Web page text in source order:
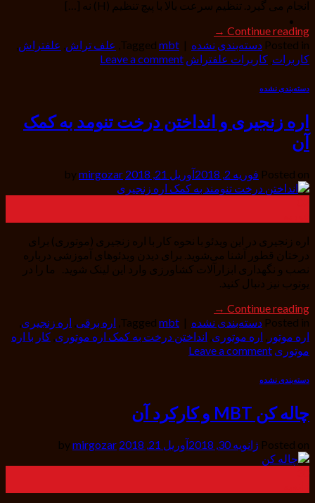
انجام می گیرد. تنظیم سرعت بالا با پیچ تنظیم (H) نه […]
Continue reading
→
Posted in دسته‌بندی نشده |
Tagged mbt علف تراش علفتراش
کاربرات کاربرات علفتراش Leave a comment
دسته‌بندی نشده
اره زنجیری و انداختن درخت تنومد به کمک
آن
Posted on فوریه 2, 2018 آوریل 21, 2018 mirgozar
اره زنجیری در این ویدئو با نحوه کار با اره زنجیری (موتوری) برای
درختان قطور آشنا می‌شوید. برای دیدن ویدئوهای آموزشی درباره
نصب و نگهداری ابزارآلات کشاورزی وارد این لینک شوید. ما را در
یوتوب نیز دنبال کنید.
Continue reading
→
Posted in دسته‌بندی نشده |
Tagged mbt اره برقی اره زنجیری
اره موتور
اره موتوری انداختن درخت به کمک اره موتوری کار با اره
موتوری Leave a comment
دسته‌بندی نشده
چاله کن MBT و کارکرد آن
Posted on ژانویه 30, 2018 آوریل 21, 2018 mirgozar